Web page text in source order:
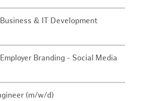
& IT Development
Branding - Social Media
(m/w/d)